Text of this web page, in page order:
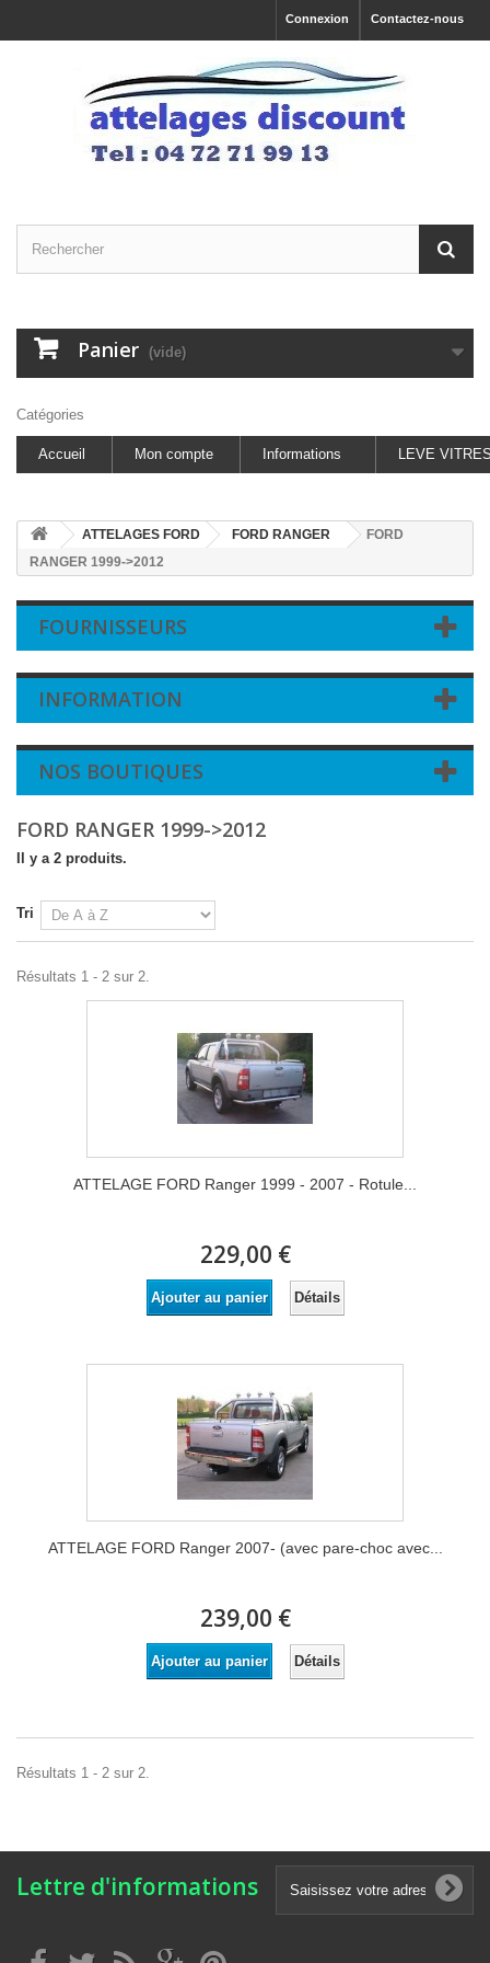
Contactez-nous
Connexion
Panier (vide)
Catégories
Accueil Mon compte Informations LEVE
ATTELAGES FORD FORD RANGER
FORD
RANGER 1999->2012
FOURNISSEURS
INFORMATION
NOS BOUTIQUES
FORD RANGER 1999->2012
Il y a 2 produits.
Tri
Résultats 1 - 2 sur 2.
ATTELAGE FORD Ranger 1999 - 2007 - Rotule...
229,00 €
Ajouter au panier Détails
ATTELAGE FORD Ranger 2007- (avec pare-choc avec...
239,00 €
Ajouter au panier Détails
Résultats 1 - 2 sur 2.
Lettre d'informations